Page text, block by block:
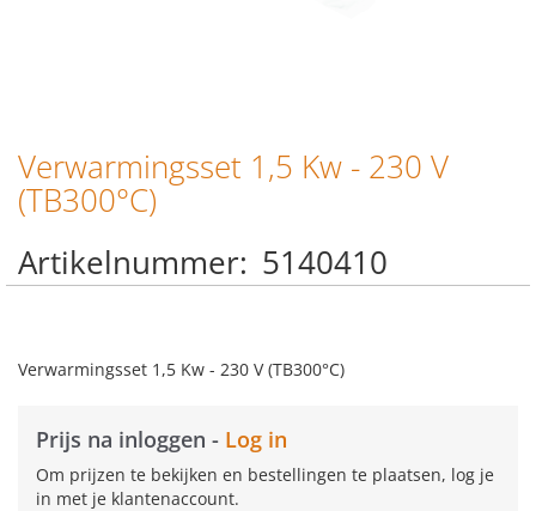
Ga
naar
het
van
de
Verwarmingsset 1,5 Kw - 230 V
(TB300°C)
Artikelnummer 5140410
Verwarmingsset 1,5 Kw - 230 V (TB300°C)
Prijs na inloggen - Log in
Om prijzen te bekijken en bestellingen te plaatsen, log je
in met je klantenaccount.